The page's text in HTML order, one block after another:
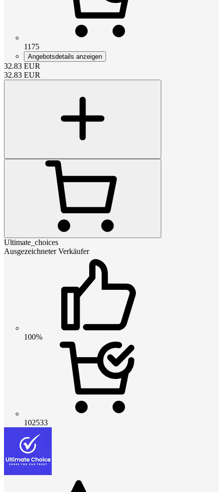
1175
Angebotsdetails anzeigen
32.83 EUR
32.83 EUR
Ultimate_choices
Ausgezeichneter Verkäufer
100%
102533